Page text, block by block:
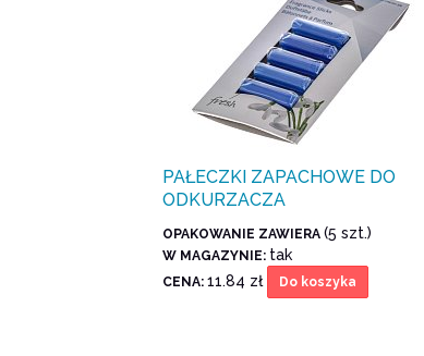
PAŁECZKI ZAPACHOWE DO
ODKURZACZA
OPAKOWANIE ZAWIERA(5 szt.)
W MAGAZYNIE: tak
CENA:11.84 zł Do koszyka